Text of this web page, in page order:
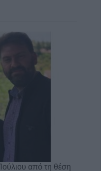
από τη θέση